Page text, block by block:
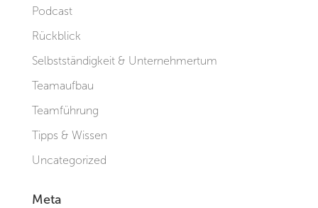
Podcast
Rückblick
Selbstständigkeit & Unternehmertum
Teamaufbau
Teamführung
Tipps & Wissen
Uncategorized
Meta